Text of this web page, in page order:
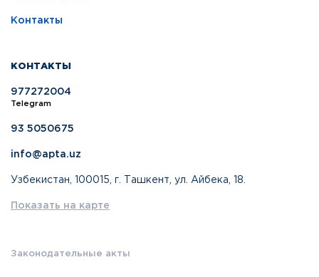
Контакты
КОНТАКТЫ
977272004
Telegram
93 5050675
info@apta.uz
Узбекистан, 100015, г. Ташкент, ул. Айбека, 18.
Показать на карте
Законодательные акты